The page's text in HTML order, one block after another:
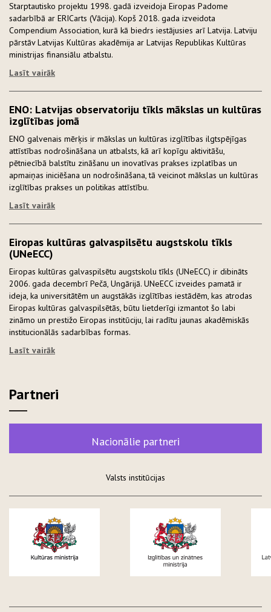
Starptautisko projektu 1998. gadā izveidoja Eiropas Padome
sadarbībā ar ERICarts (Vācija). Kopš 2018. gada izveidota
Compendium Association, kurā kā biedrs iestājusies arī Latvija. Latviju
pārstāv Latvijas Kultūras akadēmija ar Latvijas Republikas Kultūras
ministrijas finansiālu atbalstu.
Lasīt vairāk
ENO: Latvijas observatoriju tīkls mākslas un kultūras
izglītības jomā
ENO galvenais mērķis ir mākslas un kultūras izglītības ilgtspējīgas
attīstības nodrošināšana un atbalsts, kā arī kopīgu aktivitāšu,
pētniecībā balstītu zināšanu un inovatīvas prakses izplatības un
apmaiņas iniciēšana un nodrošināšana, tā veicinot mākslas un kultūras
izglītības prakses un politikas attīstību.
Lasīt vairāk
Eiropas kultūras galvaspilsētu augstskolu tīkls
(UNeECC)
Eiropas kultūras galvaspilsētu augstskolu tīkls (UNeECC) ir dibināts
2006. gada decembrī Pečā, Ungārijā. UNeECC izveides pamatā ir
ideja, ka universitātēm un augstākās izglītības iestādēm, kas atrodas
Eiropas kultūras galvaspilsētās, būtu lietderīgi izmantot šo labi
zināmo un prestižo Eiropas institūciju, lai radītu jaunas akadēmiskās
institucionālās sadarbības formas.
Lasīt vairāk
Partneri
Nacionālie partneri
Valsts institūcijas